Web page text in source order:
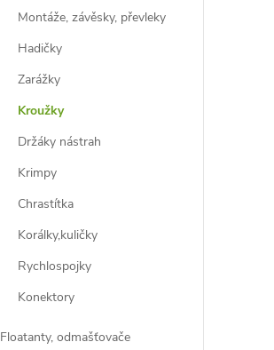
Montáže, závěsky, převleky
Hadičky
Zarážky
Kroužky
Držáky nástrah
Krimpy
Chrastítka
Korálky,kuličky
Rychlospojky
Konektory
Floatanty, odmašťovače